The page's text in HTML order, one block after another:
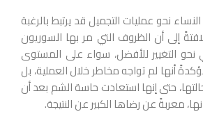
نحو عمليات التجميل قد يرتبط بالرغبة
إلى أن الظروف التي مر بها السوريون
التغيير للأفضل، سواء على المستوى
أنها لم تواجه مخاطر خلال العملية، بل
حتى إنها استعادت حاسة الشم بعد أن
معربةً عن رضاها الكبير عن النتيجة.